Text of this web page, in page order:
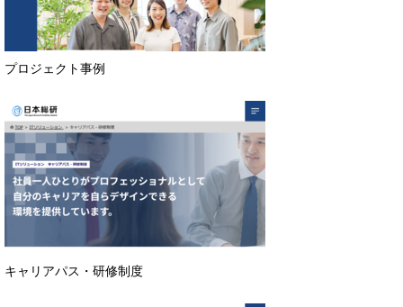
プロジェクト事例
キャリアパス・研修制度